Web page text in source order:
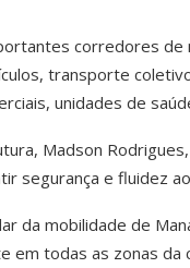
corredores
transporte
unidades de
Madson
segurança e fluidez
da mobilidade de
em todas as zonas da